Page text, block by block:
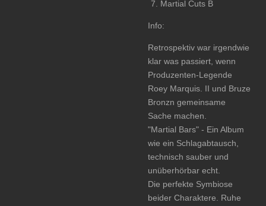
Martial Cuts B
Info:
Retrospektiv war irgendwie
klar was passiert, wenn
Produzenten-Legende
Roey Marquis. II und Bruze
Bronzn gemeinsame
Sache machen.
"Martial Bars" - Ein Album
wie ein Schlagabtausch,
technisch sauber und
unüberhörbar echt.
Die perfekte Symbiose
beider Charaktere. Ruhe